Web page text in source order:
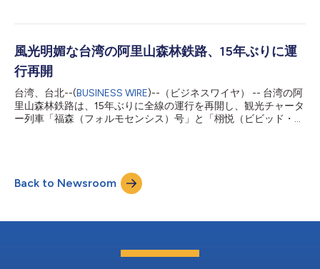
本人が訪れました。同イベントは台日文化交流の重要なプラット
ば、「台湾プラス」では100を超える台湾ブランドが大阪に集ま
り、出展者は過去最多となりました。このイベントは台湾ブラン
ドの創造性を紹介するだけでなく、訪れる日本人に、台湾独自の
多様性に対する理解と認識を深めてもらうことを目的としている
と同氏は強調しました。 今年の「台湾プラス」は工芸品、食、
デザインをフィーチャーし、20の台湾ブランドが日本にデビュ
ーして、台湾と日本の独自のスタイルが際立ちました。多くの出
風光明媚な台湾の阿里山森林鉄路、15年ぶりに運
行再開
台湾、台北--(BUSINESS WIRE)--（ビジネスワイヤ） -- 台湾の阿
里山森林鉄路は、15年ぶりに全線の運行を再開し、観光チャータ
ー列車「福森（フォルモセンシス）号」と「栩悦（ビビッド・エ
で、黒い窓枠と赤い縁取りが外観を引き立て、タイワンベニヒノ
キやタイワンヒノキの特徴ある芳香が車内を満たします。古い客
車を改装した栩悦号は、阿里山森林鉄路をイメージする青、オレ
森林鉄路の計画は1903年に台湾総督府のもとで始まり、1906年
ーラコット）により深刻な被害を受け、運行を全面的に停止しま
した。 大規模な復旧作業が行われましたが、2015年の台風21号
Back to Newsroom